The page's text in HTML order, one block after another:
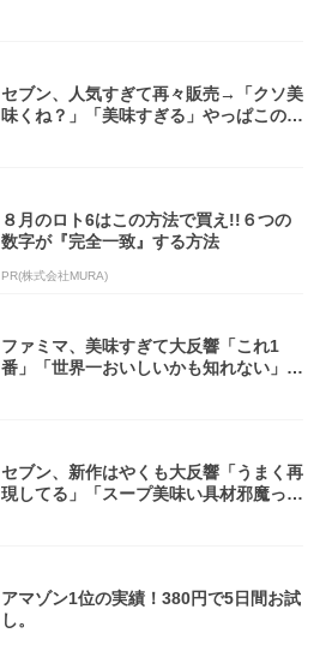
セブン、人気すぎて再々販売→「クソ美
味くね？」「美味すぎる」やっぱこのク
８月のロト6はこの方法で買え!!６つの
数字が『完全一致』する方法
PR(株式会社MURA)
ファミマ、美味すぎて大反響「これ1
番」「世界一おいしいかも知れない」
セブン、新作はやくも大反響「うまく再
現してる」「スープ美味い具材邪魔って
アマゾン1位の実績！380円で5日間お試
し。